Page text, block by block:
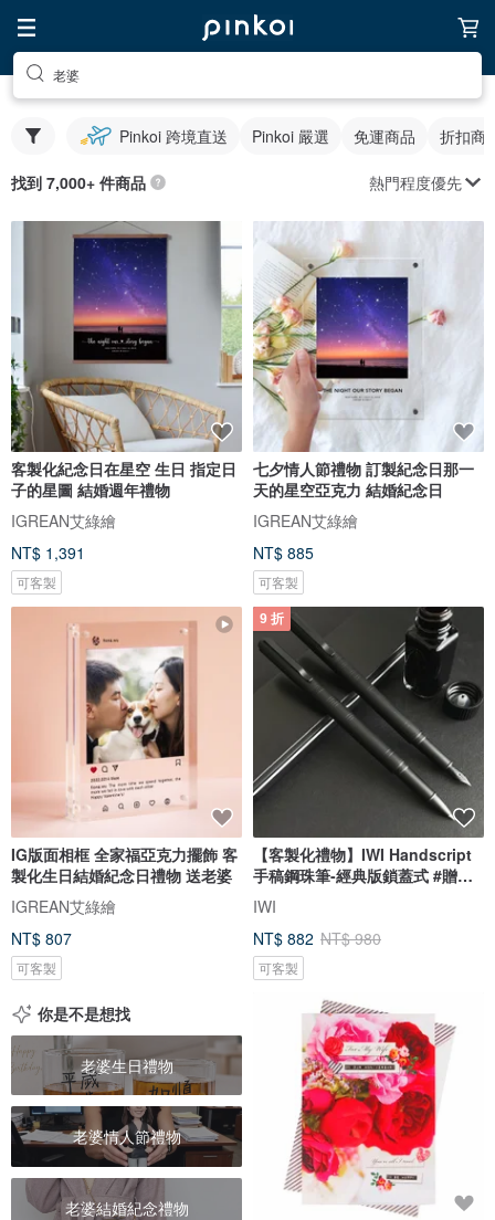
老婆
Pinkoi 跨境直送 Pinkoi 嚴選 免運商品 折扣商
找到 7,000+ 件商品 熱門程度優先
客製化紀念日在星空 生日 指定日
子的星圖 結婚週年禮物
IGREAN艾綠繪
NT$ 1,391
可客製
七夕情人節禮物 訂製紀念日那一
天的星空亞克力 結婚紀念日
IGREAN艾綠繪
NT$ 885
可客製
IG版面相框 全家福亞克力擺飾 客
製化生日結婚紀念日禮物 送老婆
IGREAN艾綠繪
NT$ 807
可客製
9 折
【客製化禮物】IWI Handscript
手稿鋼珠筆-經典版鎖蓋式 #贈刻
字
IWI
NT$ 882 NT$ 980
可客製
你是不是想找
老婆生日禮物
老婆情人節禮物
老婆結婚紀念禮物